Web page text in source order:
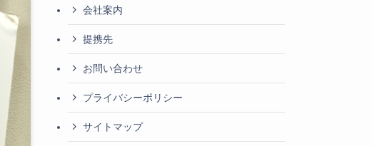
会社案内
提携先
お問い合わせ
プライバシーポリシー
サイトマップ